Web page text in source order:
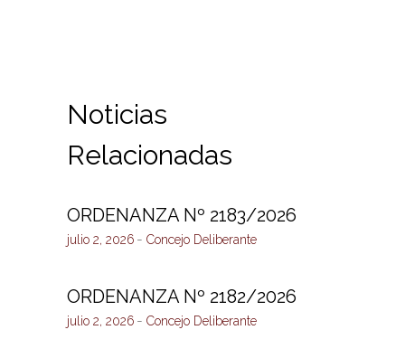
Noticias
Relacionadas
ORDENANZA Nº 2183/2026
julio 2, 2026 Concejo Deliberante
ORDENANZA Nº 2182/2026
julio 2, 2026 Concejo Deliberante